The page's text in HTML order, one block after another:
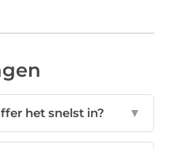
het snelst in? ▼